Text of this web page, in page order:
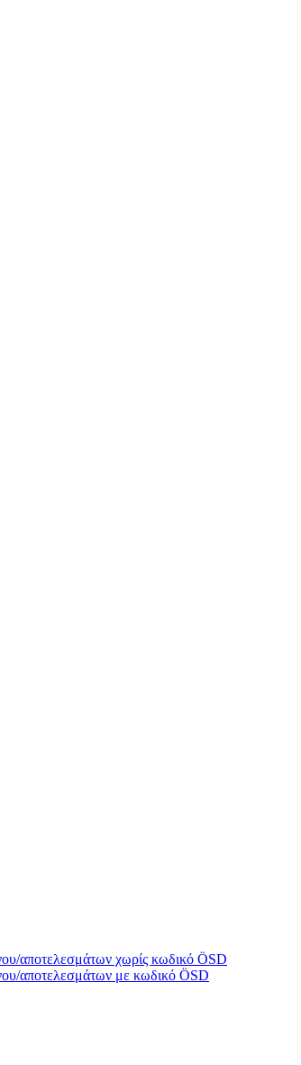
αποτελεσμάτων χωρίς κωδικό ÖSD
αποτελεσμάτων με κωδικό ÖSD